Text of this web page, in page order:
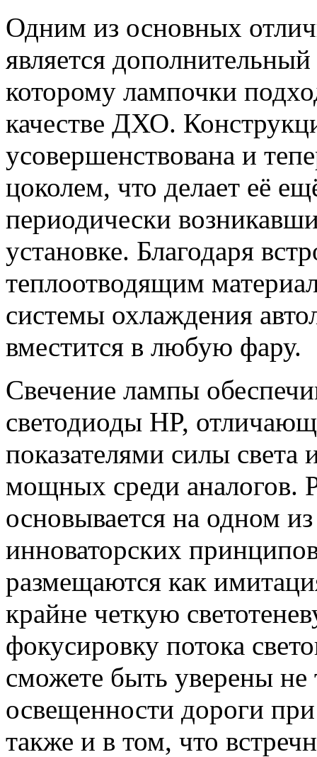
Одним из основных
является
которому лампочки
качестве ДХО.
усовершенствована и
цоколем, что делает её
периодически
установке. Благодаря
теплоотводящим
системы охлаждения
вместится в любую фару.
Свечение лампы
светодиоды HP,
показателями силы
мощных среди аналогов.
основывается на одном
инноваторских
размещаются как
крайне четкую
фокусировку потока
сможете быть уверены не
освещенности дороги
также и в том, что